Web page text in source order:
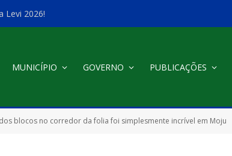
Levi 2026!
MUNICÍPIO GOVERNO PUBLICAÇÕES
blocos no corredor da folia foi simplesmente incrível em Moju